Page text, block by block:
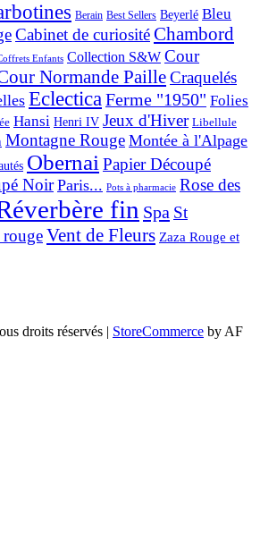
Berain Best Sellers Beyerlé Bleu
Cabinet de curiositéChambord
Enfants Collection S&W Cour
Normande PailleCraquelés
EclecticaFerme "1950" Folies
Hansi Henri IV Jeux d'Hiver Libellule
Montagne Rouge Montée à l'Alpage
ObernaiPapier Découpé
Noir Paris... Pots à pharmacie Rose des
fin Spa St
rougeVent de Fleurs Zaza Rouge et
droits réservés
StoreCommerce by AF